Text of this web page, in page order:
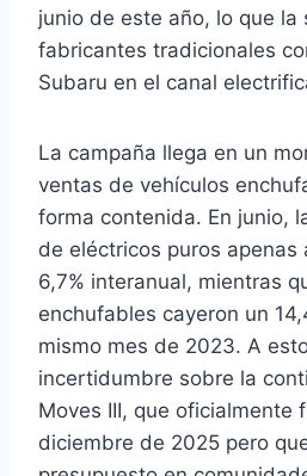
junio de este año, lo que la
fabricantes tradicionales
Subaru en el canal
La campaña llega en un
ventas de vehículos
forma contenida. En junio,
de eléctricos puros apenas
6,7% interanual, mientras
enchufables cayeron un
mismo mes de 2023. A
incertidumbre sobre la
Moves III, que oficialmente
diciembre de 2025 pero